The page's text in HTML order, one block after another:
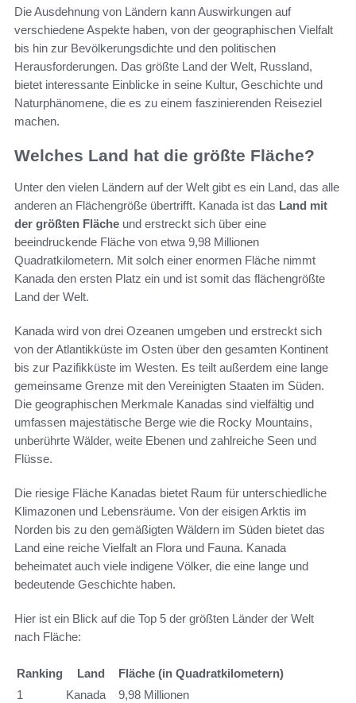
Die Ausdehnung von Ländern kann Auswirkungen auf
verschiedene Aspekte haben, von der geographischen Vielfalt
bis hin zur Bevölkerungsdichte und den politischen
Herausforderungen. Das größte Land der Welt, Russland,
bietet interessante Einblicke in seine Kultur, Geschichte und
Naturphänomene, die es zu einem faszinierenden Reiseziel
machen.
Welches Land hat die größte Fläche?
Unter den vielen Ländern auf der Welt gibt es ein Land, das alle
anderen an Flächengröße übertrifft. Kanada ist das Land mit
der größten Fläche und erstreckt sich über eine
beeindruckende Fläche von etwa 9,98 Millionen
Quadratkilometern. Mit solch einer enormen Fläche nimmt
Kanada den ersten Platz ein und ist somit das flächengrößte
Land der Welt.
Kanada wird von drei Ozeanen umgeben und erstreckt sich
von der Atlantikküste im Osten über den gesamten Kontinent
bis zur Pazifikküste im Westen. Es teilt außerdem eine lange
gemeinsame Grenze mit den Vereinigten Staaten im Süden.
Die geographischen Merkmale Kanadas sind vielfältig und
umfassen majestätische Berge wie die Rocky Mountains,
unberührte Wälder, weite Ebenen und zahlreiche Seen und
Flüsse.
Die riesige Fläche Kanadas bietet Raum für unterschiedliche
Klimazonen und Lebensräume. Von der eisigen Arktis im
Norden bis zu den gemäßigten Wäldern im Süden bietet das
Land eine reiche Vielfalt an Flora und Fauna. Kanada
beheimatet auch viele indigene Völker, die eine lange und
bedeutende Geschichte haben.
Hier ist ein Blick auf die Top 5 der größten Länder der Welt
nach Fläche:
Ranking Land
Fläche (in Quadratkilometern)
1
Kanada
9,98 Millionen